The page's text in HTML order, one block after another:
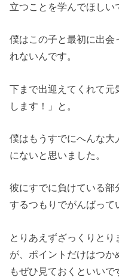
立つことを学んでほしい
僕はこの子と最初に出会
れないんです。
下まで出迎えてくれて元
します！」と。
僕はもうすでにへんな
にないと思いました。
彼にすでに負けている部
するつもりでがんばって
とりあえずざっくりと
が、ポイントだけはつ
もぜひ見ておくといいで